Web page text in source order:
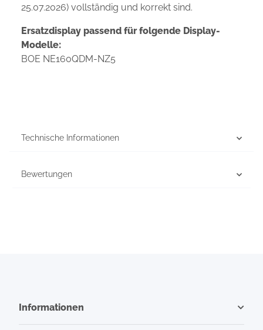
25.07.2026) vollständig und korrekt sind.
Ersatzdisplay passend für folgende Display-
Modelle:
BOE NE160QDM-NZ5
Technische Informationen
Bewertungen
Informationen